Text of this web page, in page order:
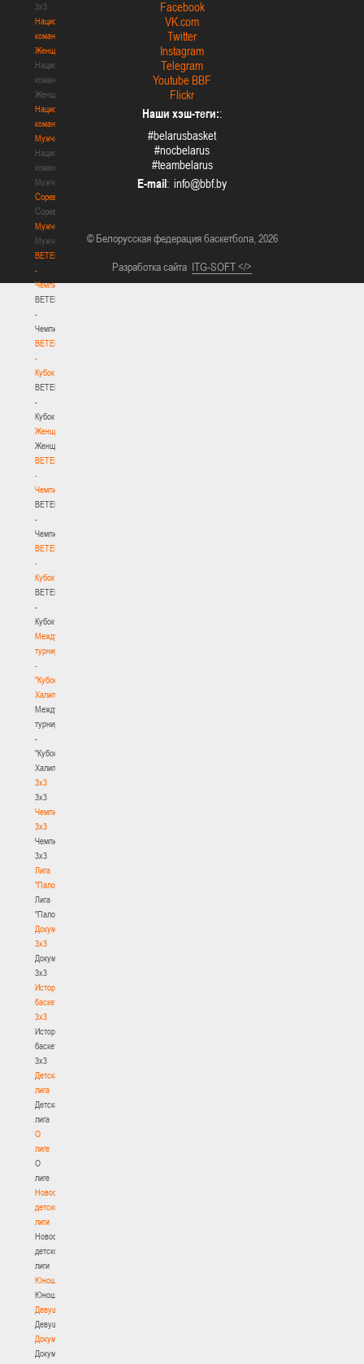
3х3
Национальная
команда.
Женщины
Национальная
команда.
Женщины
Национальная
команда.
Мужчины
Национальная
команда.
Мужчины
Соревнования
Соревнования
Мужчины
Мужчины
BETERA
-
Чемпионат
BETERA
-
Чемпионат
BETERA
-
Кубок
BETERA
-
Кубок
Женщины
Женщины
BETERA
-
Чемпионат
BETERA
-
Чемпионат
BETERA
-
Кубок
BETERA
-
Кубок
Международный
турнир
-
"Кубок
Халипского"
Международный
турнир
-
"Кубок
Халипского"
3x3
3x3
Чемпионат
3х3
Чемпионат
3х3
Лига
"Палова"
Лига
"Палова"
Документы
3х3
Документы
3х3
История
баскетбола
3х3
История
баскетбола
3х3
Детская
лига
Детская
лига
О
лиге
О
лиге
Новости
детской
лиги
Новости
детской
лиги
Юноши
Юноши
Девушки
Девушки
Документы
Документы
Facebook
VK.com
Twitter
Instagram
Telegram
Youtube BBF
Flickr
Наши хэш-теги::
#belarusbasket
#nocbelarus
#teambelarus
E-mail:
© Белорусская федерация баскетбола, 2026
Разработка сайта ITG-SOFT </>